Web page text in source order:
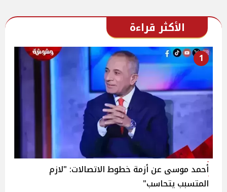
الأكثر قراءة
1
أحمد موسى عن أزمة خطوط الاتصالات: "لازم
المتسبب يتحاسب"